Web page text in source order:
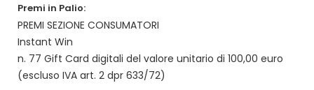
Premi in Palio:
PREMI SEZIONE CONSUMATORI
Instant Win
n. 77 Gift Card digitali del valore unitario di 100,00 euro
(escluso IVA art. 2 dpr 633/72)